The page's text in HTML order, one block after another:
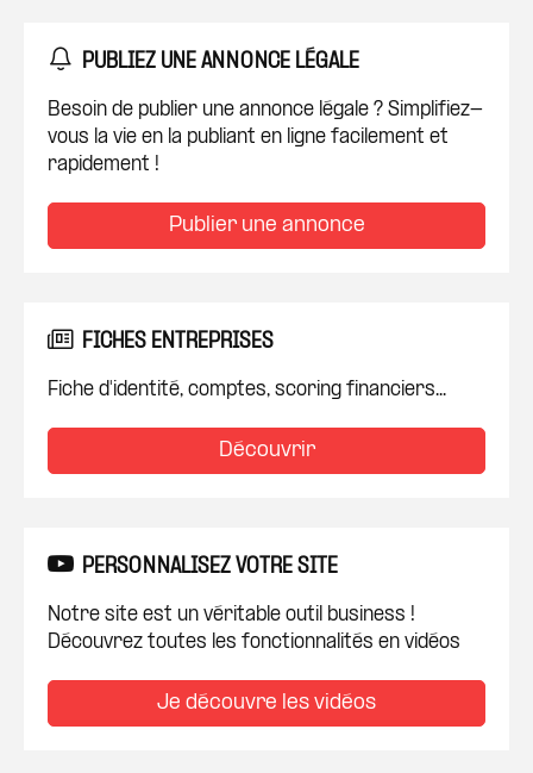
PUBLIEZ UNE ANNONCE LÉGALE
Besoin de publier une annonce légale ? Simplifiez-
vous la vie en la publiant en ligne facilement et
rapidement !
Publier une annonce
FICHES ENTREPRISES
Fiche d'identité, comptes, scoring financiers...
Découvrir
PERSONNALISEZ VOTRE SITE
Notre site est un véritable outil business !
Découvrez toutes les fonctionnalités en vidéos
Je découvre les vidéos